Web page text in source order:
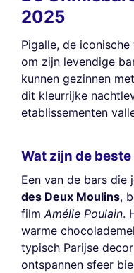
2025
Pigalle, de
om zijn levendige
kunnen gezinnen
dit kleurrijke
etablissementen
Wat zijn de
Een van de bars die
des Deux Moulins,
filmAmélie Poulain.
warme
typisch Parijse
ontspannen sfeer